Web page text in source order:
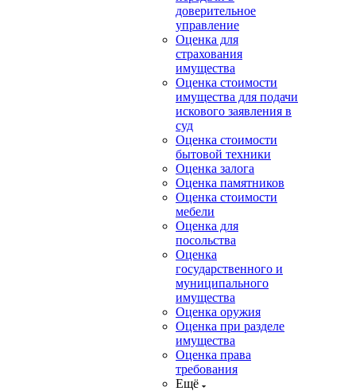
доверительное
управление
Оценка для
страхования
имущества
Оценка стоимости
имущества для подачи
искового заявления в
суд
Оценка стоимости
бытовой техники
Оценка залога
Оценка памятников
Оценка стоимости
мебели
Оценка для
посольства
Оценка
государственного и
муниципального
имущества
Оценка оружия
Оценка при разделе
имущества
Оценка права
требования
Ещё